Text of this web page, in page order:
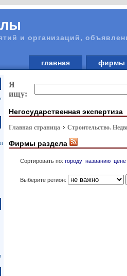
и организаций,
главная
Я
ищу:
Негосударственная экспертиза
Главная страница Строительство.
Фирмы раздела
Сортировать по: городу названию цене
Выберите регион: